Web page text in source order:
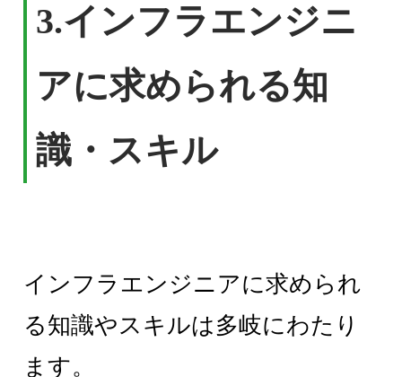
3.インフラエンジニ
アに求められる知
識・スキル
インフラエンジニアに求められ
る知識やスキルは多岐にわたり
ます。